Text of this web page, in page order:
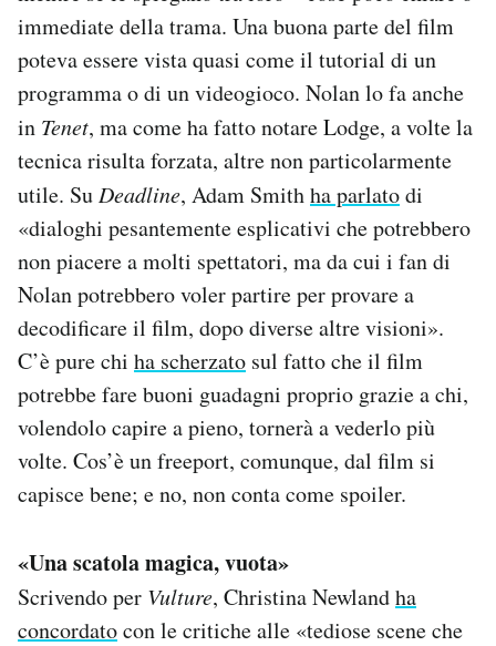
immediate della trama. Una buona parte del film
poteva essere vista quasi come il tutorial di un
programma o di un videogioco. Nolan lo fa anche
in Tenet, ma come ha fatto notare Lodge, a volte la
tecnica risulta forzata, altre non particolarmente
utile. Su Deadline, Adam Smithha parlatodi
«dialoghi pesantemente esplicativi che potrebbero
non piacere a molti spettatori, ma da cui i fan di
Nolan potrebbero voler partire per provare a
decodificare il film, dopo diverse altre visioni».
C’è pure chi ha scherzato sul fatto che il film
potrebbe fare buoni guadagni proprio grazie a chi,
volendolo capire a pieno, tornerà a vederlo più
volte. Cos’è un freeport, comunque, dal film si
capisce bene; e no, non conta come spoiler.
«Una scatola magica, vuota»
Scrivendo per Vulture, Christina Newlandha
concordatocon le critiche alle «tediose scene che